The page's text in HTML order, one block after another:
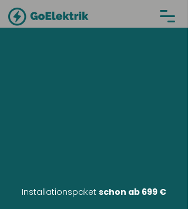
Installationspaket schon ab 699 €